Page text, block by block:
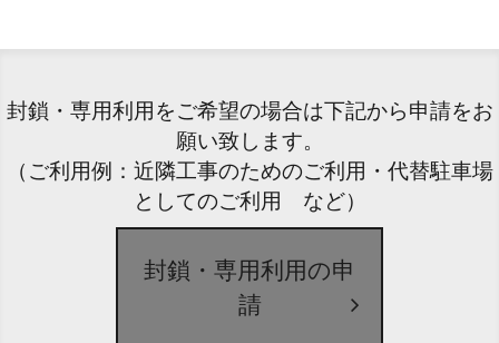
封鎖・専用利用をご希望の場合は下記から申請をお
願い致します。
（ご利用例：近隣工事のためのご利用・代替駐車場
としてのご利用 など）
封鎖・専用利用の申
請